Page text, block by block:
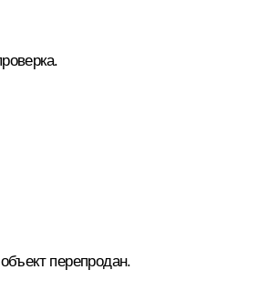
перепродан.